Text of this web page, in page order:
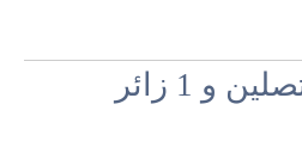
1 زائر